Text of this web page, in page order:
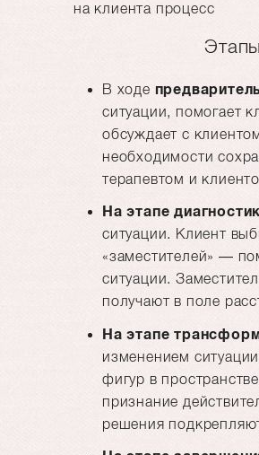
на клиента процесс
В ходе
ситуации, помогает
обсуждает с
необходимости
терапевтом и
На этапе
ситуации. Клиент
«заместителей» —
ситуации.
получают в поле
На этапе
изменением
фигур в
признание
решения